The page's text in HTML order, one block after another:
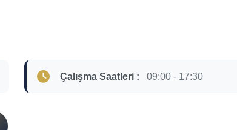
Çalışma Saatleri : 09:00 - 17:30